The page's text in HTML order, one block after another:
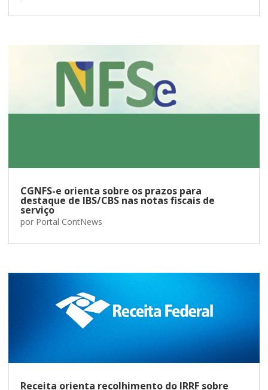
CGNFS-e orienta sobre os prazos para
destaque de IBS/CBS nas notas fiscais de
serviço
por Portal ContNews
Receita orienta recolhimento do IRRF sobre